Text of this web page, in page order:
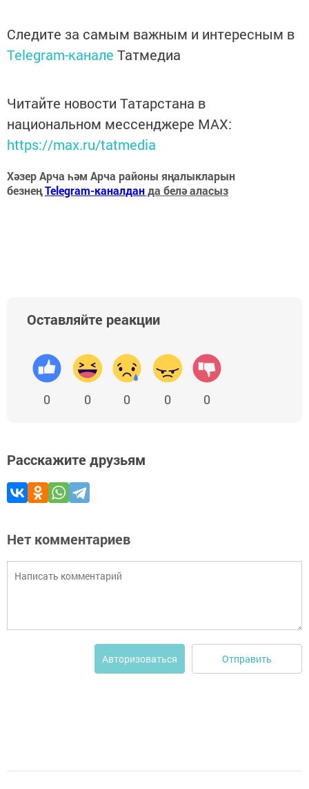
Следите за самым важным и интересным в
Telegram-канале Татмедиа
Читайте новости Татарстана в
национальном мессенджере MАХ:
https://max.ru/tatmedia
Хәзер Арча һәм Арча районы яңалыкларын
безнеңTelegram-каналданда белә аласыз
Оставляйте реакции
0 0 0 0 0
Расскажите друзьям
Нет комментариев
Авторизоваться Отправить